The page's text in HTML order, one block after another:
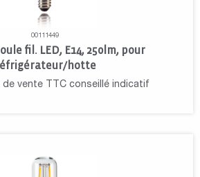
00111449
fil. LED, E14, 250lm, pour
hotte
de vente TTC conseillé indicatif